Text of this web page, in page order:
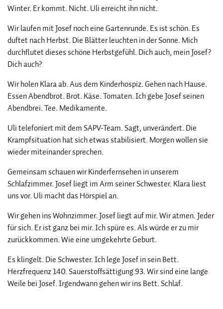
Winter. Er kommt. Nicht. Uli erreicht ihn nicht.
Wir laufen mit Josef noch eine Gartenrunde. Es ist schön. Es
duftet nach Herbst. Die Blätter leuchten in der Sonne. Mich
durchflutet dieses schöne Herbstgefühl. Dich auch, mein Josef?
Dich auch?
Wir holen Klara ab. Aus dem Kinderhospiz. Gehen nach Hause.
Essen Abendbrot. Brot. Käse. Tomaten. Ich gebe Josef seinen
Abendbrei. Tee. Medikamente.
Uli telefoniert mit dem SAPV-Team. Sagt, unverändert. Die
Krampfsituation hat sich etwas stabilisiert. Morgen wollen sie
wieder miteinander sprechen.
Gemeinsam schauen wir Kinderfernsehen in unserem
Schlafzimmer. Josef liegt im Arm seiner Schwester. Klara liest
uns vor. Uli macht das Hörspiel an.
Wir gehen ins Wohnzimmer. Josef liegt auf mir. Wir atmen. Jeder
für sich. Er ist ganz bei mir. Ich spüre es. Als würde er zu mir
zurückkommen. Wie eine umgekehrte Geburt.
Es klingelt. Die Schwester. Ich lege Josef in sein Bett.
Herzfrequenz 140. Sauerstoffsättigung 93. Wir sind eine lange
Weile bei Josef. Irgendwann gehen wir ins Bett. Schlaf.